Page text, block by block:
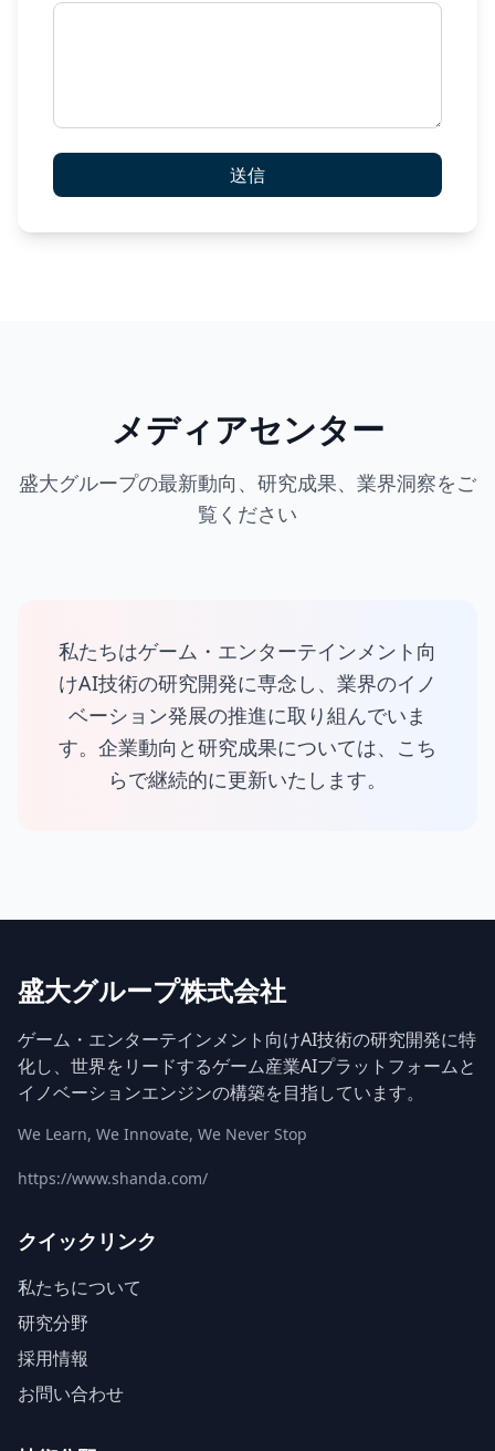
送信
メディアセンター
盛大グループの最新動向、研究成果、業界洞察をご
覧ください
私たちはゲーム・エンターテインメント向
けAI技術の研究開発に専念し、業界のイノ
ベーション発展の推進に取り組んでいま
す。企業動向と研究成果については、こち
らで継続的に更新いたします。
盛大グループ株式会社
ゲーム・エンターテインメント向けAI技術の研究開発に特
化し、世界をリードするゲーム産業AIプラットフォームと
イノベーションエンジンの構築を目指しています。
We Learn, We Innovate, We Never Stop
https://www.shanda.com/
クイックリンク
私たちについて
研究分野
採用情報
お問い合わせ